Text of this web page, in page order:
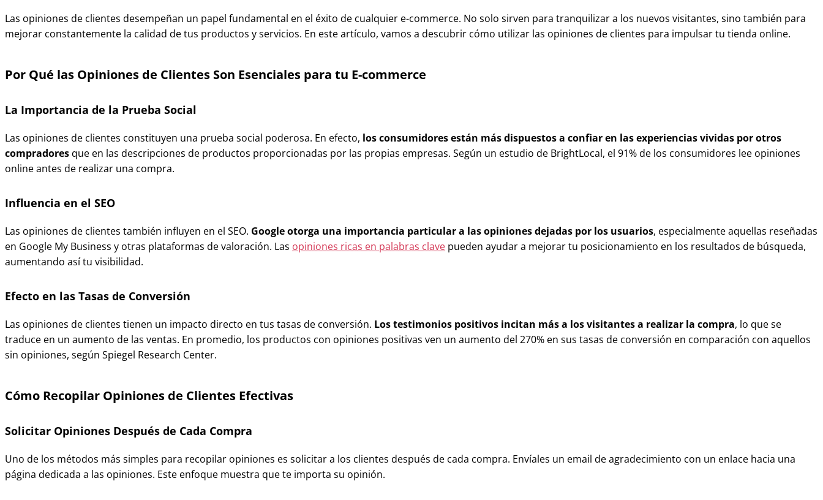
Las opiniones de clientes desempeñan un papel fundamental en el éxito de cualquier e-commerce. No solo sirven para tranquilizar a los nuevos visitantes, sino también para
mejorar constantemente la calidad de tus productos y servicios. En este artículo, vamos a descubrir cómo utilizar las opiniones de clientes para impulsar tu tienda online.
Por Qué las Opiniones de Clientes Son Esenciales para tu E-commerce
La Importancia de la Prueba Social
Las opiniones de clientes constituyen una prueba social poderosa. En efecto, los consumidores están más dispuestos a confiar en las experiencias vividas por otros
compradores que en las descripciones de productos proporcionadas por las propias empresas. Según un estudio de BrightLocal, el 91% de los consumidores lee opiniones
online antes de realizar una compra.
Influencia en el SEO
Las opiniones de clientes también influyen en el SEO. Google otorga una importancia particular a las opiniones dejadas por los usuarios, especialmente aquellas reseñadas
en Google My Business y otras plataformas de valoración. Las opiniones ricas en palabras clave pueden ayudar a mejorar tu posicionamiento en los resultados de búsqueda,
aumentando así tu visibilidad.
Efecto en las Tasas de Conversión
Las opiniones de clientes tienen un impacto directo en tus tasas de conversión. Los testimonios positivos incitan más a los visitantes a realizar la compra, lo que se
traduce en un aumento de las ventas. En promedio, los productos con opiniones positivas ven un aumento del 270% en sus tasas de conversión en comparación con aquellos
sin opiniones, según Spiegel Research Center.
Cómo Recopilar Opiniones de Clientes Efectivas
Solicitar Opiniones Después de Cada Compra
Uno de los métodos más simples para recopilar opiniones es solicitar a los clientes después de cada compra. Envíales un email de agradecimiento con un enlace hacia una
página dedicada a las opiniones. Este enfoque muestra que te importa su opinión.